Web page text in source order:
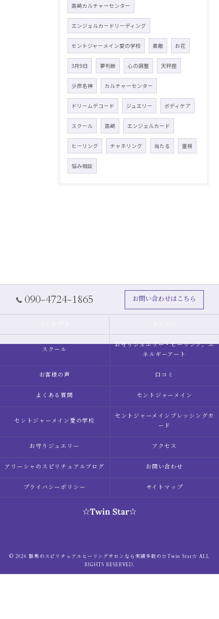
高崎カルチャーセンター
エンジェルカードリーディング
セントジャーメイン愛の学校 素敵 お花
3月9日 夢判断 心の調整 天秤座
少彦名神 カルチャーセンター
ドリームデコード ジュエリー ボディケア
スクール 高崎 エンジェルカード
ヒーリング チャネリング 当たる 霊視
悩み相談
090-4724-1865 お問い合わせはこちら
スクール
お守りジュエリー・ヒーリング，エ
ネルギーアート
お客様の声 口コミ
よくある質問 セントジャーメイン
セントジャーメイン愛の学校
セントジャーメインブレッシングカ
ード
お守りジュエリー アクセス
アリーシャのスピリチュアルブログ お問い合わせ
プライバシーポリシー サイトマップ
© 2026 群馬のスピリチュアルヒーリングサロンなら実績多数の☆Twin Star☆ ALL
RIGHTS RESERVED.